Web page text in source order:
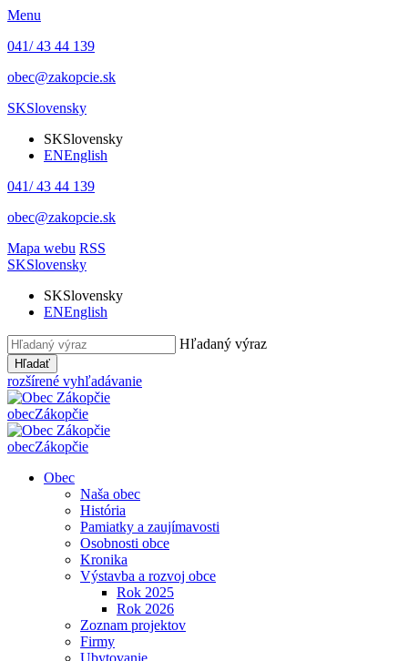
Menu
041/ 43 44 139
obec@zakopcie.sk
SKSlovensky
SKSlovensky
ENEnglish
041/ 43 44 139
obec@zakopcie.sk
Mapa webu RSS
SKSlovensky
SKSlovensky
ENEnglish
Hľadaný výraz
Hľadať
rozšírené vyhľadávanie
obecZákopčie
obecZákopčie
Obec
Naša obec
História
Pamiatky a zaujímavosti
Osobnosti obce
Kronika
Výstavba a rozvoj obce
Rok 2025
Rok 2026
Zoznam projektov
Firmy
Ubytovanie